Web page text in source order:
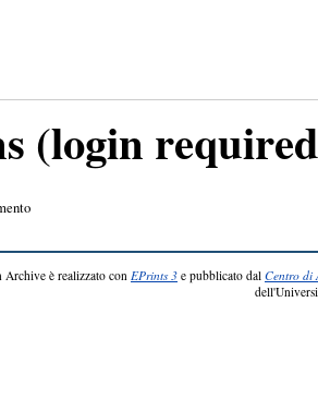
(login
Archive è realizzato con EPrints 3 e pubblicato dal Centro di